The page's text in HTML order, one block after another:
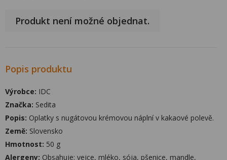
Produkt není možné objednat.
Popis produktu
Výrobce: IDC
Značka: Sedita
Popis: Oplatky s nugátovou krémovou náplní v kakaové polevě.
Země: Slovensko
Hmotnost: 50 g
Alergeny: Obsahuje: vejce, mléko, sója, pšenice, mandle,